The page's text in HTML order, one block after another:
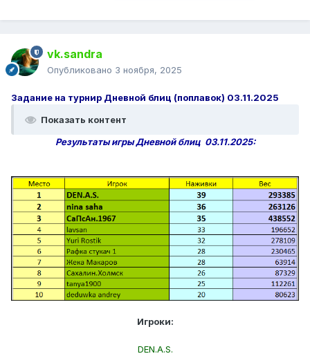
vk.sandra
Опубликовано 3 ноября, 2025
Задание на турнир Дневной блиц (поплавок) 03.11.2025
Показать контент
Результаты игры Дневной блиц 03.11.2025:
Игроки:
DEN.A.S.